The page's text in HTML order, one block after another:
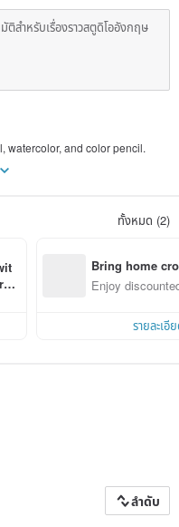
สำหรับเรื่องราวสตูดิโออังกฤษ
watercolor, and color pencil.
in Kaohsiung City.
ทั้งหมด (2)
Bring home
n with ease
Enjoy
รายละเอี
ลำดับ